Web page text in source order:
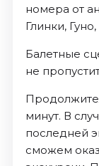
номера от
Глинки,
Балетные
не
минут. В
последней
сможем